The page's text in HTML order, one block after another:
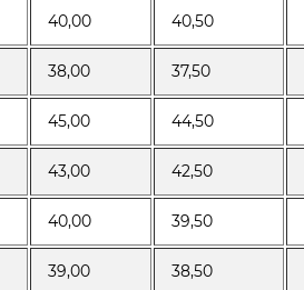
40,00 40,50
38,00 37,50
45,00 44,50
43,00 42,50
40,00 39,50
39,00 38,50